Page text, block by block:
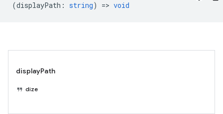
(displayPath : string) => void
displayPath
dize